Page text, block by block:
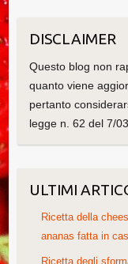
DISCLAIMER
Questo blog non
quanto viene
pertanto
legge n. 62 del 7/
ULTIMI
Ricetta della
ananas fatta in
Ricetta degli